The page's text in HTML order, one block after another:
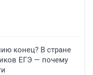
конец? В стране
ЕГЭ — почему